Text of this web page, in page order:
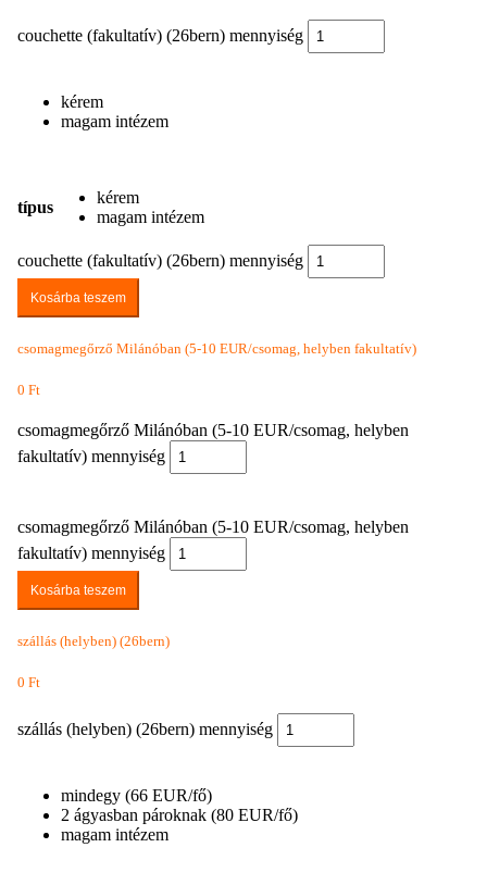
couchette (fakultatív) (26bern) mennyiség
kérem
magam intézem
típus
kérem
magam intézem
couchette (fakultatív) (26bern) mennyiség
Kosárba teszem
csomagmegőrző Milánóban (5-10 EUR/csomag, helyben fakultatív)
0 Ft
csomagmegőrző Milánóban (5-10 EUR/csomag, helyben
fakultatív) mennyiség
csomagmegőrző Milánóban (5-10 EUR/csomag, helyben
fakultatív) mennyiség
Kosárba teszem
szállás (helyben) (26bern)
0 Ft
szállás (helyben) (26bern) mennyiség
mindegy (66 EUR/fő)
2 ágyasban pároknak (80 EUR/fő)
magam intézem